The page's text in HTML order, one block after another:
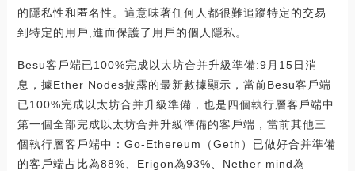
的隱私性和匿名性。這意味著任何人都很難追蹤特定的交易
到特定的用戶,進而保護了用戶的個人隱私。
Besu客戶端已100%完成以太坊合并升級準備:9月15日消
息，據Ether Nodes披露的最新數據顯示，當前Besu客戶端
已100%完成以太坊合并升級準備，也是四個執行層客戶端中
第一個全部完成以太坊合并升級準備的客戶端，當前其他三
個執行層客戶端中：Go-Ethereum（Geth）已做好合并準備
的客戶端占比為88%、Erigon為93%、Nether mind為